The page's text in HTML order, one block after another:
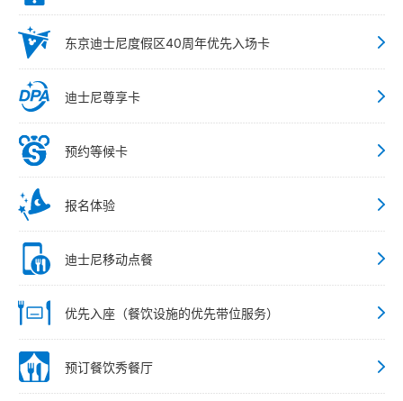
东京迪士尼度假区40周年优先入场卡
迪士尼尊享卡
预约等候卡
报名体验
迪士尼移动点餐
优先入座（餐饮设施的优先带位服务）
预订餐饮秀餐厅